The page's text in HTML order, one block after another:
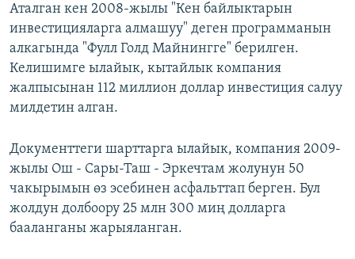
Аталган кен 2008-жылы "Кен байлыктарын
инвестицияларга алмашуу" деген программанын
алкагында "Фулл Голд Майнингге" берилген.
Келишимге ылайык, кытайлык компания
жалпысынан 112 миллион доллар инвестиция салуу
милдетин алган.
Документтеги шарттарга ылайык, компания 2009-
жылы Ош - Сары-Таш - Эркечтам жолунун 50
чакырымын өз эсебинен асфальттап берген. Бул
жолдун долбоору 25 млн 300 миң долларга
бааланганы жарыяланган.